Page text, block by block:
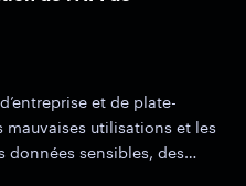
et de plate-
utilisations et les
données sensibles, des